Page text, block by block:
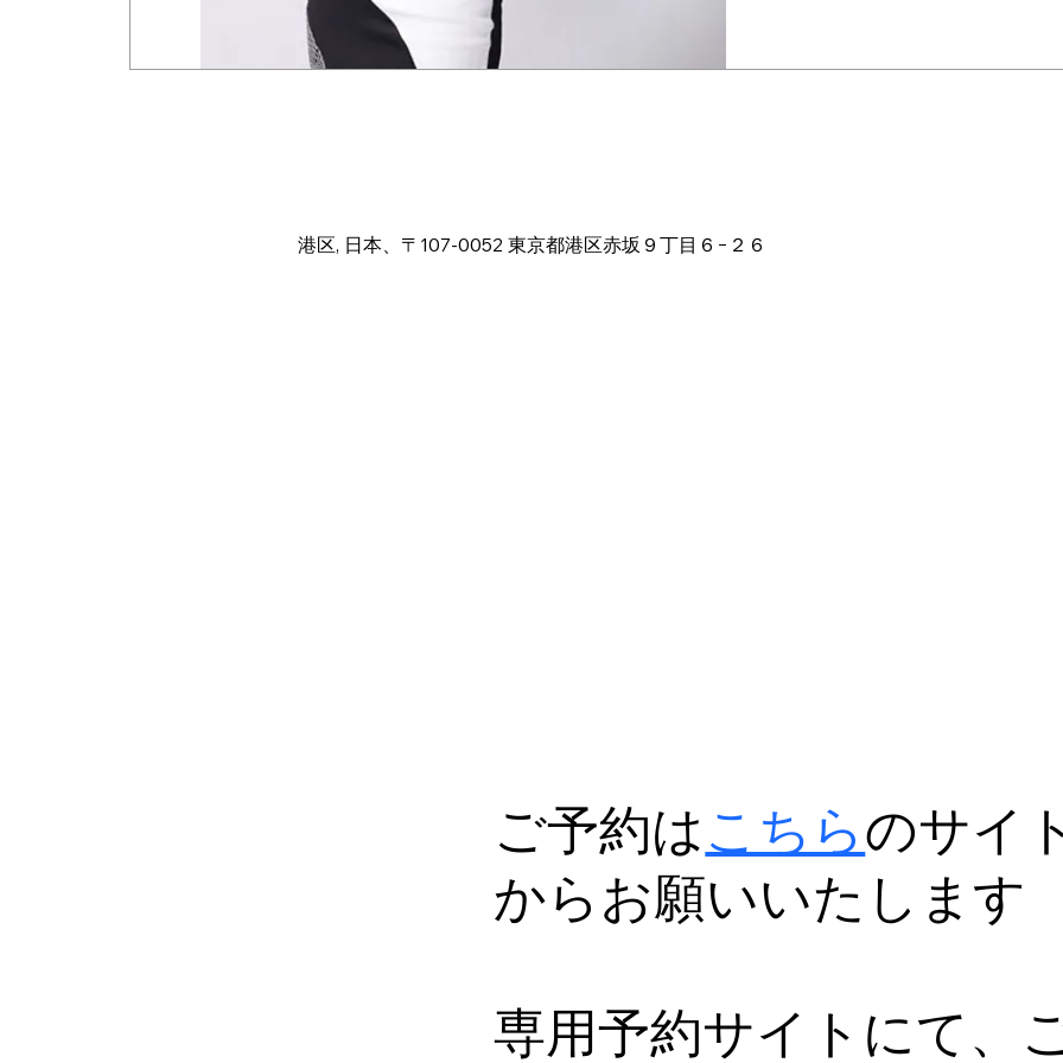
ご予約はこちらのサイ
からお願いいたします
専用予約サイトにて、
港区, 日本、〒107-0052 東京都港区赤坂９丁目６−２６